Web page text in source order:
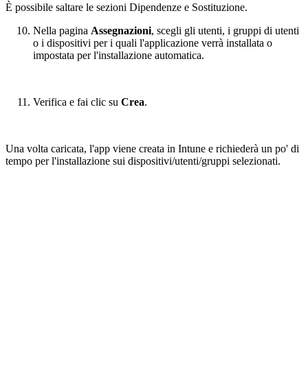
È possibile saltare le sezioni Dipendenze e Sostituzione.
Nella pagina Assegnazioni, scegli gli utenti, i gruppi di utenti
o i dispositivi per i quali l'applicazione verrà installata o
impostata per l'installazione automatica.
Verifica e fai clic su Crea.
Una volta caricata, l'app viene creata in Intune e richiederà un po' di
tempo per l'installazione sui dispositivi/utenti/gruppi selezionati.